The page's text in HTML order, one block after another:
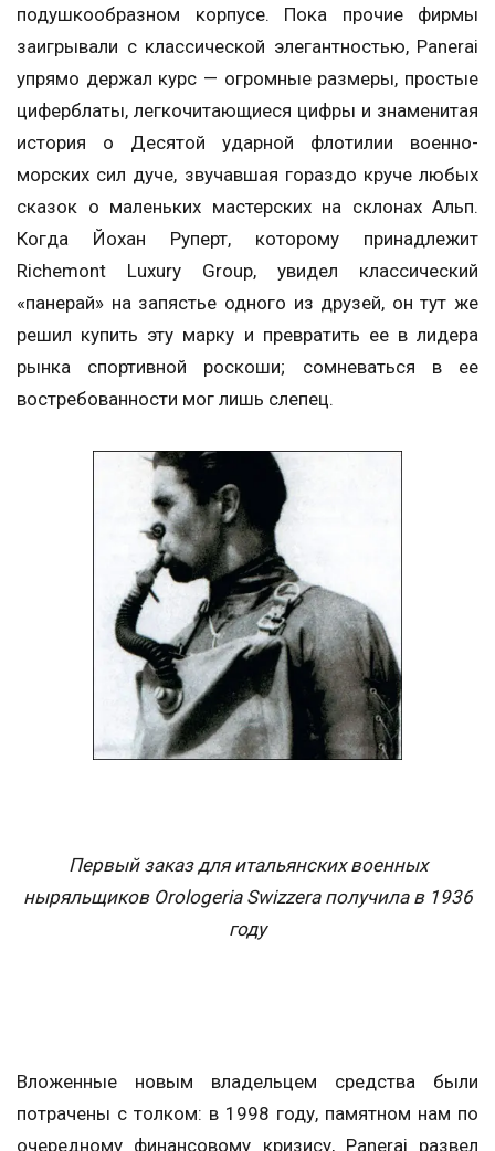
подушкообразном корпусе. Пока прочие фирмы
заигрывали с классической элегантностью, Panerai
упрямо держал курс — огромные размеры, простые
циферблаты, легкочитающиеся цифры и знаменитая
история о Десятой ударной флотилии военно-
морских сил дуче, звучавшая гораздо круче любых
сказок о маленьких мастерских на склонах Альп.
Когда Йохан Руперт, которому принадлежит
Richemont Luxury Group, увидел классический
«панерай» на запястье одного из друзей, он тут же
решил купить эту марку и превратить ее в лидера
рынка спортивной роскоши; сомневаться в ее
востребованности мог лишь слепец.
Первый заказ для итальянских военных
ныряльщиков Orologeria Swizzera получила в 1936
году
Вложенные новым владельцем средства были
потрачены с толком: в 1998 году, памятном нам по
очередному финансовому кризису, Panerai развел